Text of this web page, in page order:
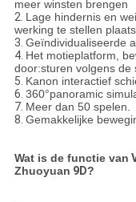
meer winsten brengen
2. Lage hindernis en
werking te stellen
3. Geïndividualiseerde
4. Het motieplatform,
door:sturen volgens de
5. Kanon interactief
6. 360°panoramic
7. Meer dan 50 spelen.
8. Gemakkelijke
Wat is de functie van
Zhuoyuan 9D?